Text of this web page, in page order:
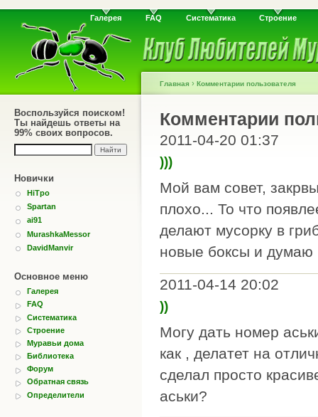
Галерея FAQ Систематика Строение
Воспользуйся поиском!
Ты найдешь ответы на
99% своих вопросов.
Новички
HiTpo
Spartan
ai91
MurashkaMessor
DavidManvir
Основное меню
Галерея
FAQ
Систематика
Строение
Муравьи дома
Библиотека
Форум
Обратная связь
Определители
Главная › Комментарии пользователя
Комментарии
2011-04-20 01:37
)))
Мой вам совет,
плохо... То что
делают мусорку в
новые боксы и думаю
2011-04-14 20:02
))
Могу дать номер
как , делатет на
сделал просто
аськи?